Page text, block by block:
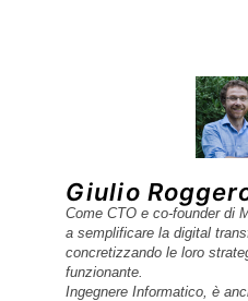
Giulio
Come CTO e co-founder di
a semplificare la digital
concretizzando le loro
funzionante.
Ingegnere Informatico, è